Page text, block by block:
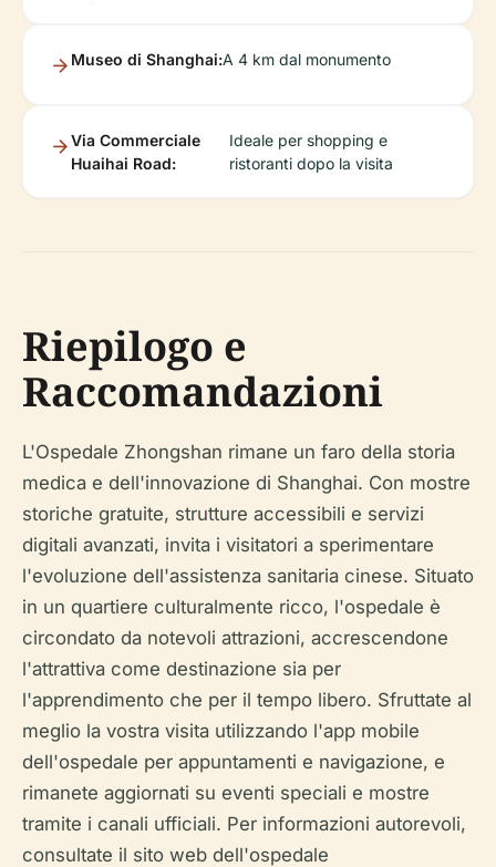
Museo di Shanghai:A 4 km dal monumento
Via Commerciale
Huaihai Road:
Ideale per shopping e
ristoranti dopo la visita
Riepilogo e
Raccomandazioni
L'Ospedale Zhongshan rimane un faro della storia
medica e dell'innovazione di Shanghai. Con mostre
storiche gratuite, strutture accessibili e servizi
digitali avanzati, invita i visitatori a sperimentare
l'evoluzione dell'assistenza sanitaria cinese. Situato
in un quartiere culturalmente ricco, l'ospedale è
circondato da notevoli attrazioni, accrescendone
l'attrattiva come destinazione sia per
l'apprendimento che per il tempo libero. Sfruttate al
meglio la vostra visita utilizzando l'app mobile
dell'ospedale per appuntamenti e navigazione, e
rimanete aggiornati su eventi speciali e mostre
tramite i canali ufficiali. Per informazioni autorevoli,
consultate il sito web dell'ospedale